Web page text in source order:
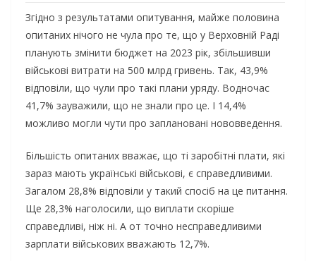
Згідно з результатами опитування, майже половина
опитаних нічого не чула про те, що у Верховній Раді
планують змінити бюджет на 2023 рік, збільшивши
військові витрати на 500 млрд гривень. Так, 43,9%
відповіли, що чули про такі плани уряду. Водночас
41,7% зауважили, що не знали про це. І 14,4%
можливо могли чути про заплановані нововведення.
Більшість опитаних вважає, що ті заробітні плати, які
зараз мають українські військові, є справедливими.
Загалом 28,8% відповіли у такий спосіб на це питання.
Ще 28,3% наголосили, що виплати скоріше
справедливі, ніж ні. А от точно несправедливими
зарплати військових вважають 12,7%.